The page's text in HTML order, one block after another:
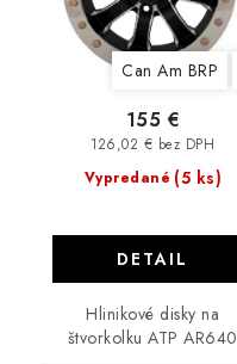
Can Am BRP
Vypredané (5 ks)
126,02 € bez DPH
155 €
DETAIL
Hlinikové disky na
štvorkolku ATP AR640